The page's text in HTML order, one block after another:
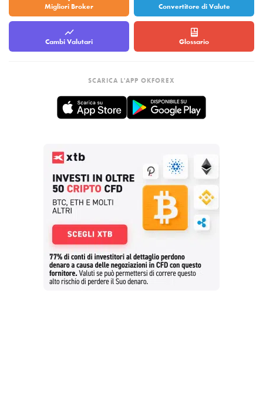
Migliori Broker Convertitore di Valute
Cambi Valutari Glossario
SCARICA L'APP OKFOREX